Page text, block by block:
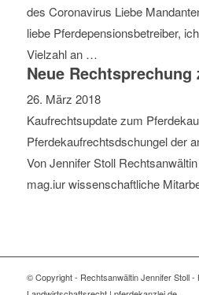
des Coronavirus Liebe
liebe Pferdepensionsbetreiber,
Vielzahl an …
Neue
26. März 2018
Kaufrechtsupdate zum
Pferdekaufrechtsdschungel der
Von Jennifer Stoll
mag.iur wissenschaftliche
© Copyright - Rechtsanwältin Jennifer Stoll -